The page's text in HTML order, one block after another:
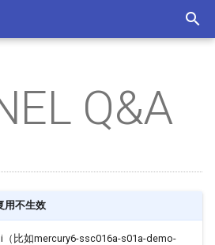
AEC
AO
系统分区
PWM使用参考
工具相关
ISP软件开发参考
Q&A
用不生效
比如mercury6-ssc016a-s01a-demo-